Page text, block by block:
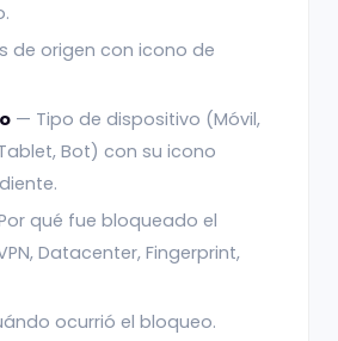
de origen con icono de
— Tipo de dispositivo (Móvil,
Bot) con su icono
qué fue bloqueado el
Datacenter, Fingerprint,
ocurrió el bloqueo.